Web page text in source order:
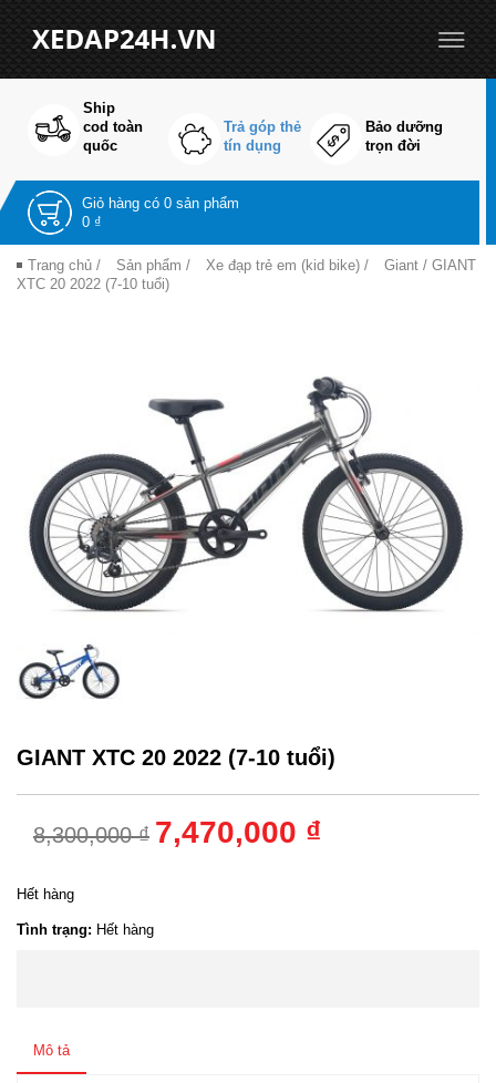
Ship
cod toàn
quốc
Trả góp thẻ
tín dụng
Bảo dưỡng
trọn đời
Giỏ hàng có 0 sản phẩm
0 ₫
Trang chủ / Sản phẩm / Xe đạp trẻ em (kid bike) / Giant / GIANT
XTC 20 2022 (7-10 tuổi)
GIANT XTC 20 2022 (7-10 tuổi)
8,300,000 ₫ 7,470,000 ₫
Hết hàng
Tình trạng: Hết hàng
Mô tả